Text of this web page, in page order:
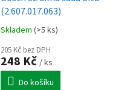
(2.607.017.063)
Skladem (>5 ks)
205 Kč bez DPH
248 Kč / ks
Do košíku